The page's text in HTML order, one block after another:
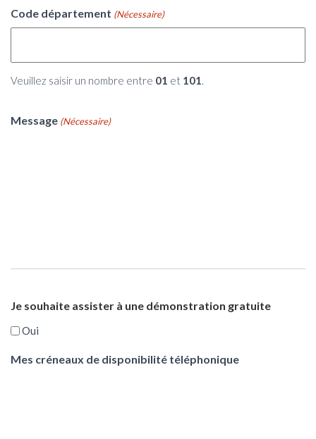
Code département (Nécessaire)
Veuillez saisir un nombre entre 01 et 101.
Message (Nécessaire)
Je souhaite assister à une démonstration gratuite
Oui
Mes créneaux de disponibilité téléphonique